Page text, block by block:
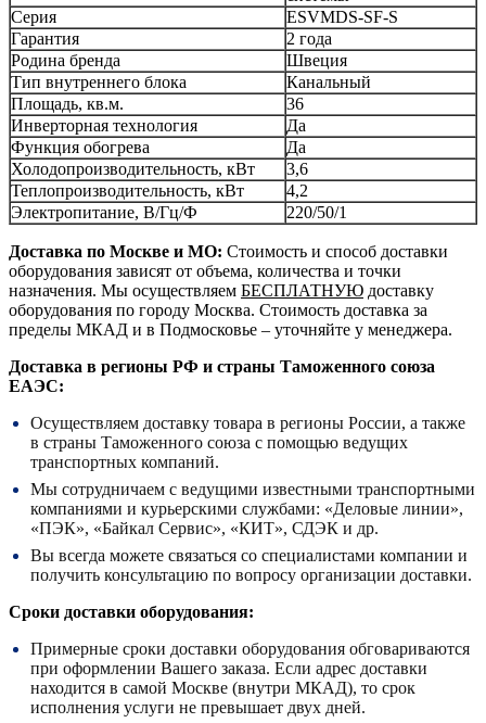
Серия
ESVMDS-SF-S
Гарантия
2 года
Родина бренда
Швеция
Тип внутреннего блока
Канальный
Площадь, кв.м.
36
Инверторная технология
Да
Функция обогрева
Да
Холодопроизводительность, кВт
3,6
Теплопроизводительность, кВт
4,2
Электропитание, В/Гц/Ф
220/50/1
Доставка по Москве и МО: Стоимость и способ доставки
оборудования зависят от объема, количества и точки
назначения. Мы осуществляем БЕСПЛАТНУЮ доставку
оборудования по городу Москва. Стоимость доставка за
пределы МКАД и в Подмосковье – уточняйте у менеджера.
Доставка в регионы РФ и страны Таможенного союза
ЕАЭС:
Осуществляем доставку товара в регионы России, а также
в страны Таможенного союза с помощью ведущих
транспортных компаний.
Мы сотрудничаем с ведущими известными транспортными
компаниями и курьерскими службами: «Деловые линии»,
«ПЭК», «Байкал Сервис», «КИТ», СДЭК и др.
Вы всегда можете связаться со специалистами компании и
получить консультацию по вопросу организации доставки.
Сроки доставки оборудования:
Примерные сроки доставки оборудования обговариваются
при оформлении Вашего заказа. Если адрес доставки
находится в самой Москве (внутри МКАД), то срок
исполнения услуги не превышает двух дней.